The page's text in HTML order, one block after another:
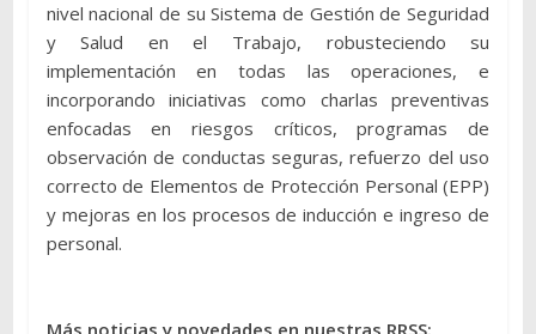
nivel nacional de su Sistema de Gestión de Seguridad
y Salud en el Trabajo, robusteciendo su
implementación en todas las operaciones, e
incorporando iniciativas como charlas preventivas
enfocadas en riesgos críticos, programas de
observación de conductas seguras, refuerzo del uso
correcto de Elementos de Protección Personal (EPP)
y mejoras en los procesos de inducción e ingreso de
personal.